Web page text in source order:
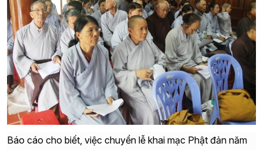
Báo cáo cho biết, việc chuyển lễ khai mạc Phật đản năm